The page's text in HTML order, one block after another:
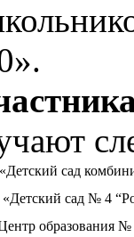
сад
сад № 4
образования №